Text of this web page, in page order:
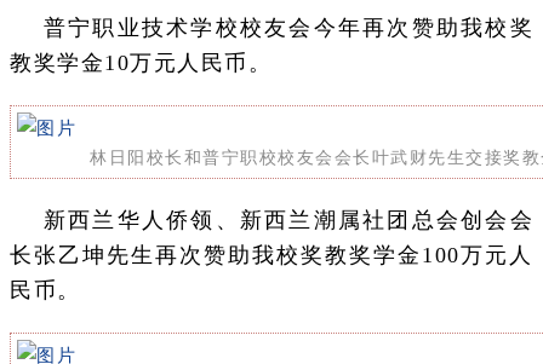
普宁职业技术学校校友会今年再次赞助我校奖
教奖学金10万元人民币。
林日阳校长和普宁职校校友会会长叶武财先生交接奖
新西兰华人侨领、新西兰潮属社团总会创会会
长张乙坤先生再次赞助我校奖教奖学金100万元人
民币。